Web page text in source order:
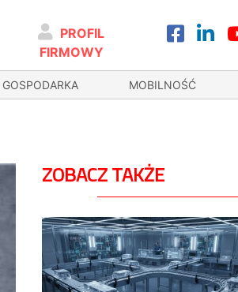
PROFIL
FIRMOWY
GOSPODARKA MOBILNOŚĆ
ZOBACZ TAKŻE